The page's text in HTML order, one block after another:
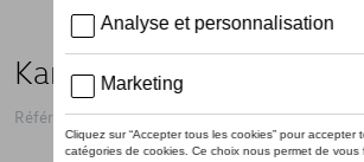
Kampa Collapsible
Référence: KMP9120000758